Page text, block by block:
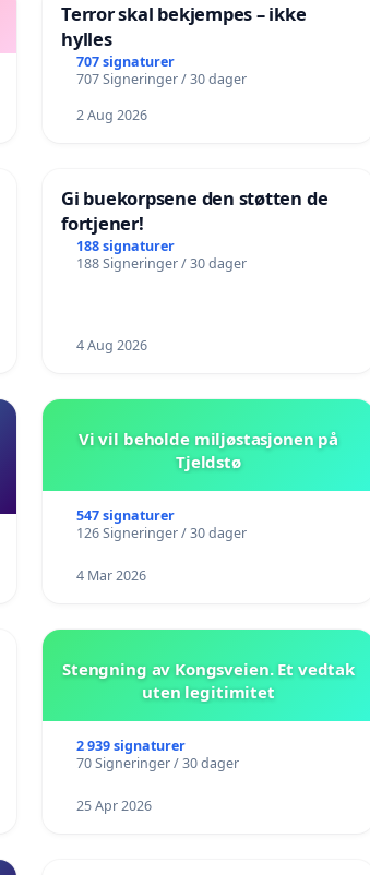
Terror skal bekjempes – ikke
hylles
707 signaturer
707 Signeringer / 30 dager
2 Aug 2026
Gi buekorpsene den støtten de
fortjener!
188 signaturer
188 Signeringer / 30 dager
4 Aug 2026
Vi vil beholde miljøstasjonen på
Tjeldstø
547 signaturer
126 Signeringer / 30 dager
4 Mar 2026
Stengning av Kongsveien. Et vedtak
uten legitimitet
2 939 signaturer
70 Signeringer / 30 dager
25 Apr 2026